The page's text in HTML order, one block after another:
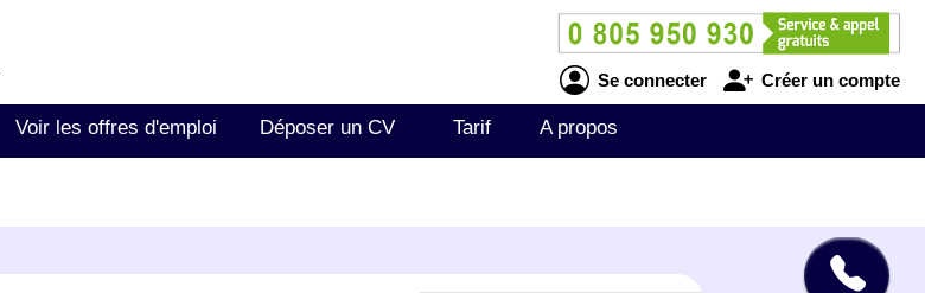
Se connecter Créer un compte
Voir les offres d'emploi Déposer un CV Tarif A propos